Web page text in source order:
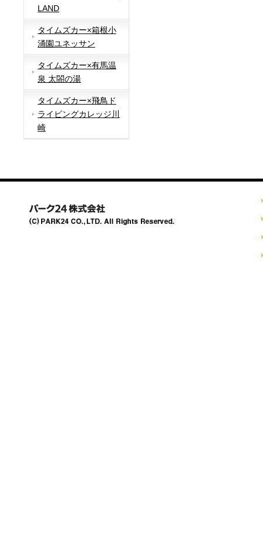
LAND
タイムズカー×箱根小
涌園ユネッサン
タイムズカー×有馬温
泉 太閤の湯
タイムズカー×飛鳥ド
ライビングカレッジ川
崎